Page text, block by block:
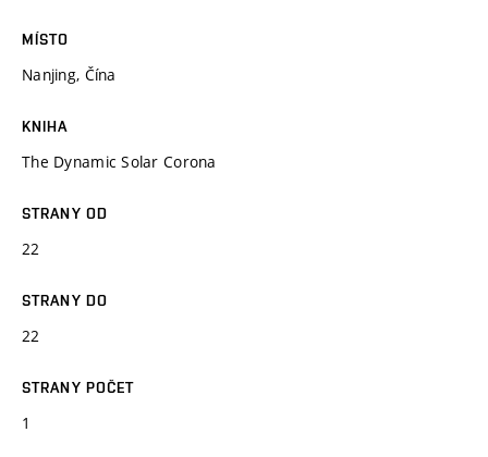
MÍSTO
Nanjing, Čína
KNIHA
The Dynamic Solar Corona
STRANY OD
22
STRANY DO
22
STRANY POČET
1